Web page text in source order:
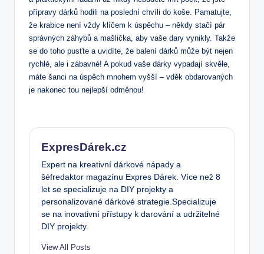
přípravy dárků hodili na poslední chvíli do koše. Pamatujte,
že krabice není vždy klíčem k úspěchu – někdy stačí pár
správných záhybů a mašlička, aby vaše dary vynikly. Takže
se do toho pusťte a uvidíte, že balení dárků může být nejen
rychlé, ale i zábavné! A pokud vaše dárky vypadají skvěle,
máte šanci na úspěch mnohem vyšší – vděk obdarovaných
je nakonec tou nejlepší odměnou!
ExpresDárek.cz
Expert na kreativní dárkové nápady a
šéfredaktor magazínu Expres Dárek. Více než 8
let se specializuje na DIY projekty a
personalizované dárkové strategie.Specializuje
se na inovativní přístupy k darování a udržitelné
DIY projekty.
View All Posts